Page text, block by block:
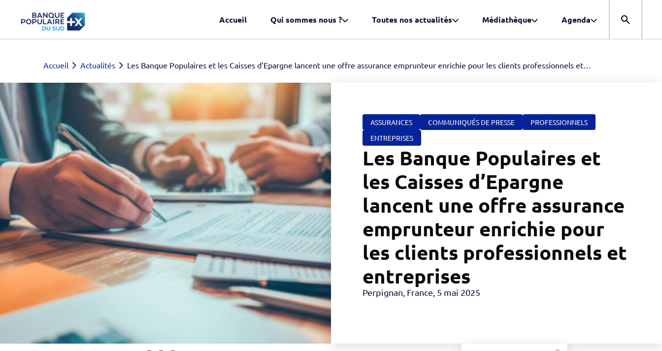
Ouvrir la
Accueil Qui sommes nous ? Toutes nos actualités Médiathèque Agenda
Accueil Actualités
Les Banque Populaires et les Caisses d’Epargne lancent une offre assurance emprunteur enrichie pour les clients professionnels et
ASSURANCES COMMUNIQUÉS DE PRESSE
PROFESSIONNELS
ENTREPRISES
Les Banque Populaires et
les Caisses d’Epargne
lancent une offre assurance
emprunteur enrichie pour
les clients professionnels et
entreprises
Perpignan, France 5 mai 2025